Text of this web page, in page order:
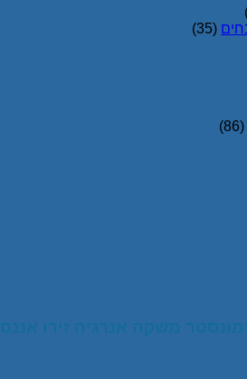
(35)
(86)
אנרגיה זירו אננס 500 מ”ל – 24 יח’”